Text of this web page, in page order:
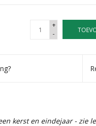
+
-
kerst en eindejaar - zie